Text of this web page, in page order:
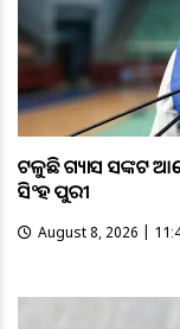
ଟଳୁଛି ଗ୍ୟାସ ସଙ୍କଟ
ସିଂହ ପୁରୀ
August 8, 2026 |